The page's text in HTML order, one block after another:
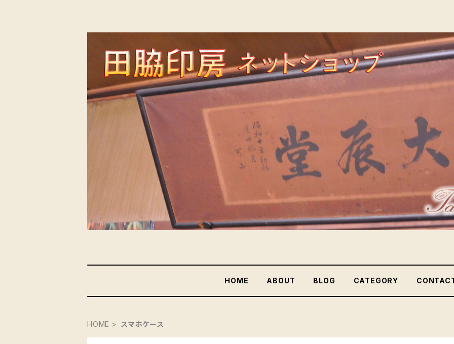
HOME ABOUT BLOG CATEGORY
HOME スマホケース